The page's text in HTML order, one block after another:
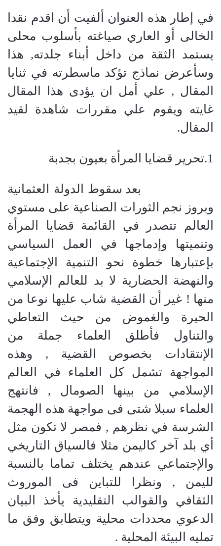
في إطار هذه العنوان ألفيت أن اقدم نقدا
الخالى أو العاري صياغته بأسلوب محلى
يستمد الثقة من داخل أبناء جلدته, هذا
وسأعرض نماذج تؤكد ماسطرته في ثنايا
المقال , علي أمل ان يؤدى هذا المقال
غايته ويقوم علي مقررات شاهدة لقيد
المقال.
1. تحرير قضايا المرأة بعيون بجدبة
بعد سقوط الدولة العثمانية
وبروز نجم الثورات الصناعية على مستوي
العالم تتصدر في القائمة قضايا المرأة
وتنميتها وإدماجها في العمل السياسي
بإعتبارها خطوة نحو التنمية الإجتماعية
والنهضة الحضارية لا بد للعالم الإسلامي
منها ! غير أن القضية شاب عليها نوعا من
الحيرة والغموض من حيث التعاطي
والتناول فأطلق العلماء جملة من
الإنتقادات بخصوص القضية , وهذه
المواجهة تشمل كل العلماء في العالم
الإسلامي من بينها الصومال , فانتهج
العلماء سبلا شتى فى مواجهة هذه الهجمة
الشرسة في نظرهم , فمصر لا تكون مثل
أي بلد آخر كاليمن مثلا فالسياق التاريخي
والإجتماعي عندهم يختلف تماما بالنسبة
لليمن , ونظرا للتباين فى الموروث
الثقافي والقوالب التقليدية يأخذ البيان
الدعوي محددات محلية ويتطابق وفق ما
تمليه البيئة المحلية .